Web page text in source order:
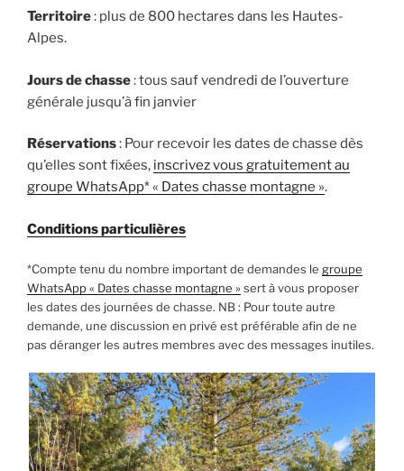
Territoire: plus de 800 hectares dans les Hautes-
Alpes.
Jours de chasse: tous sauf vendredi de l’ouverture
générale jusqu’à fin janvier
Réservations: Pour recevoir les dates de chasse dès
qu’elles sont fixées, inscrivez vous gratuitement au
groupe WhatsApp* « Dates chasse montagne ».
Conditions particulières
*Compte tenu du nombre important de demandes le groupe
WhatsApp « Dates chasse montagne »sert à vous proposer
les dates des journées de chasse. NB : Pour toute autre
demande, une discussion en privé est préférable afin de ne
pas déranger les autres membres avec des messages inutiles.